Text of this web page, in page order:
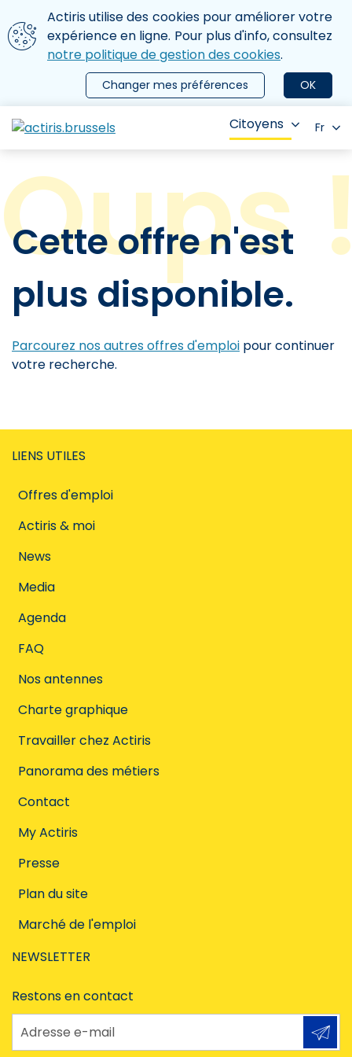
Aller au contenu principal
Nous utilisons des cookies
Actiris utilise des cookies pour améliorer votre
expérience en ligne. Pour plus d'info, consultez
notre politique de gestion des cookies.
OK
Changer mes préférences
le menu
Citoyens Fr
Cette offre n'est
plus disponible.
Parcourez nos autres offres d'emploi pour continuer
votre recherche.
LIENS UTILES
Offres d'emploi
Actiris & moi
News
Media
Agenda
FAQ
Nos antennes
Charte graphique
Travailler chez Actiris
Panorama des métiers
Contact
My Actiris
Presse
Plan du site
Marché de l'emploi
NEWSLETTER
Restons en contact
Adresse e-mail